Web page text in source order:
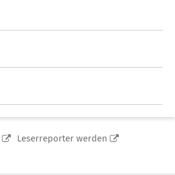
Leserreporter werden